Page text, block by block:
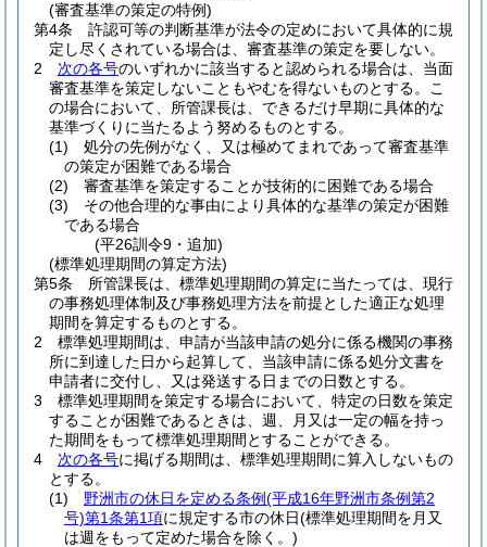
(審査基準の策定の特例)
第4条
許認可等の判断基準が法令の定めにおいて具体的に規
定し尽くされている場合は、審査基準の策定を要しない。
2
次の各号のいずれかに該当すると認められる場合は、当面
審査基準を策定しないこともやむを得ないものとする。
こ
の場合において、所管課長は、できるだけ早期に具体的な
基準づくりに当たるよう努めるものとする。
(1)
処分の先例がなく、又は極めてまれであって審査基準
の策定が困難である場合
(2)
審査基準を策定することが技術的に困難である場合
(3)
その他合理的な事由により具体的な基準の策定が困難
である場合
(平26訓令9・追加)
(標準処理期間の算定方法)
第5条
所管課長は、標準処理期間の算定に当たっては、現行
の事務処理体制及び事務処理方法を前提とした適正な処理
期間を算定するものとする。
2
標準処理期間は、申請が当該申請の処分に係る機関の事務
所に到達した日から起算して、当該申請に係る処分文書を
申請者に交付し、又は発送する日までの日数とする。
3
標準処理期間を策定する場合において、特定の日数を策定
することが困難であるときは、週、月又は一定の幅を持っ
た期間をもって標準処理期間とすることができる。
4
次の各号に掲げる期間は、標準処理期間に算入しないもの
とする。
(1)
野洲市の休日を定める条例(平成16年野洲市条例第2
号)第1条第1項に規定する市の休日(標準処理期間を月又
は週をもって定めた場合を除く。)